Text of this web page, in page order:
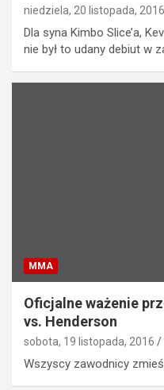
niedziela, 20 listopada, 2016
Dla syna Kimbo Slice’a,
nie był to udany debiut w
MMA
Oficjalne ważenie
vs. Henderson
sobota, 19 listopada, 2016
Wszyscy zawodnicy